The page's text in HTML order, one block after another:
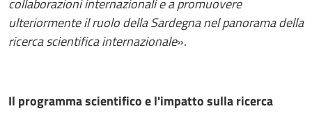
collaborazioni internazionali e a promuovere
ulteriormente il ruolo della Sardegna nel panorama della
ricerca scientifica internazionale».
Il programma scientifico e l'impatto sulla ricerca